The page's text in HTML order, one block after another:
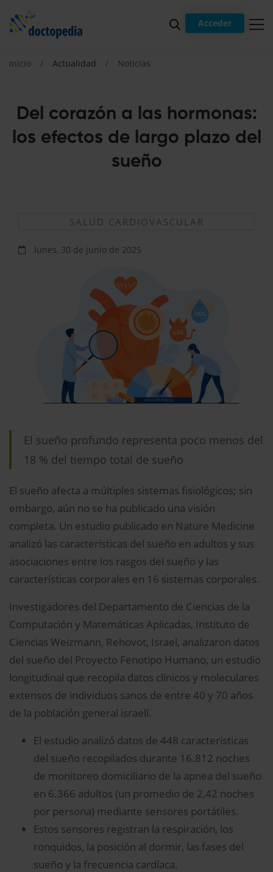
Acceder
Del corazón a las hormonas:
los efectos de largo plazo del
sueño
Inicio Actualidad Noticias
SALUD CARDIOVASCULAR
lunes, 30 de junio de 2025
El sueño profundo representa poco menos del
18 % del tiempo total de sueño
El sueño afecta a múltiples sistemas fisiológicos; sin
embargo, aún no se ha publicado una visión
completa. Un estudio publicado en Nature Medicine
analizó las características del sueño en adultos y sus
asociaciones entre los rasgos del sueño y las
características corporales en 16 sistemas corporales.
Investigadores del Departamento de Ciencias de la
Computación y Matemáticas Aplicadas, Instituto de
Ciencias Weizmann, Rehovot, Israel, analizaron datos
del sueño del Proyecto Fenotipo Humano, un estudio
longitudinal que recopila datos clínicos y moleculares
extensos de individuos sanos de entre 40 y 70 años
de la población general israelí.
El estudio analizó datos de 448 características
del sueño recopilados durante 16.812 noches
de monitoreo domiciliario de la apnea del sueño
en 6.366 adultos (un promedio de 2,42 noches
por persona) mediante sensores portátiles.
Estos sensores registran la respiración, los
ronquidos, la posición al dormir, las fases del
sueño y la frecuencia cardíaca.